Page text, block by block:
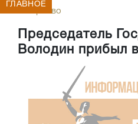
Общество
Председатель
Володин прибыл
ГЛАВНОЕ